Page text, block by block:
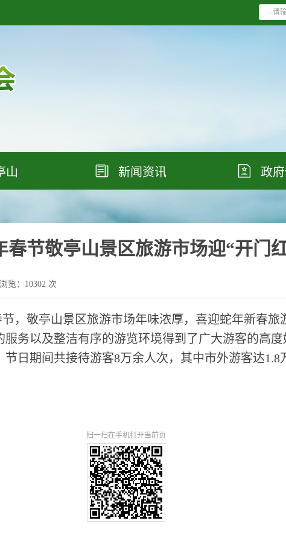
山  新闻资讯  政
春节敬亭山景区旅游市场迎“开门
浏览：10302 次
敬亭山景区旅游市场年味浓厚，喜迎蛇年新春旅
务以及整洁有序的游览环境得到了广大游客的高
日期间共接待游客8万余人次，其中市外游客达1.8
扫一扫在手机打开当前页